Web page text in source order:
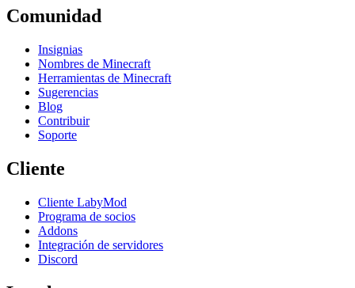
Comunidad
Insignias
Nombres de Minecraft
Herramientas de Minecraft
Sugerencias
Blog
Contribuir
Soporte
Cliente
Cliente LabyMod
Programa de socios
Addons
Integración de servidores
Discord